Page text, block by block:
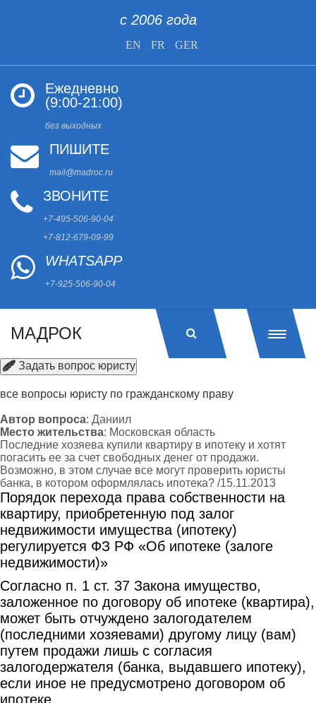
с 2006 года
EN FR GER
Ежедневно
(9:00-21:00)
без выходных
ПИШИТЕ
mail@madroc.ru
ЗВОНИТЕ
+7-495-506-90-04
+7-812-679-09-99
WHATSAPP
+7-925-506-90-04
МАДРОК
Задать вопрос юристу
все вопросы юристу по гражданскому праву
Автор вопроса: Даниил
Место жительства: Московская область
Последние хозяева купили квартиру в ипотеку и хотят
погасить ее за счет свободных денег от продажи.
Возможно, в этом случае все могут проверить юристы
банка, в котором оформлялась ипотека? /15.11.2013
Порядок перехода права собственности на
квартиру, приобретенную под залог
недвижимости имущества (ипотеку)
регулируется ФЗ РФ «Об ипотеке (залоге
недвижимости)»
Согласно п. 1 ст. 37 Закона имущество,
заложенное по договору об ипотеке (квартира),
может быть отчуждено залогодателем
(последними хозяевами) другому лицу (вам)
путем продажи лишь с согласия
залогодержателя (банка, выдавшего ипотеку),
если иное не предусмотрено договором об
ипотеке.